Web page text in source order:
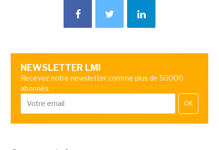
NEWSLETTER LMI
Recevez notre newsletter comme plus de 50000
abonnés
OK